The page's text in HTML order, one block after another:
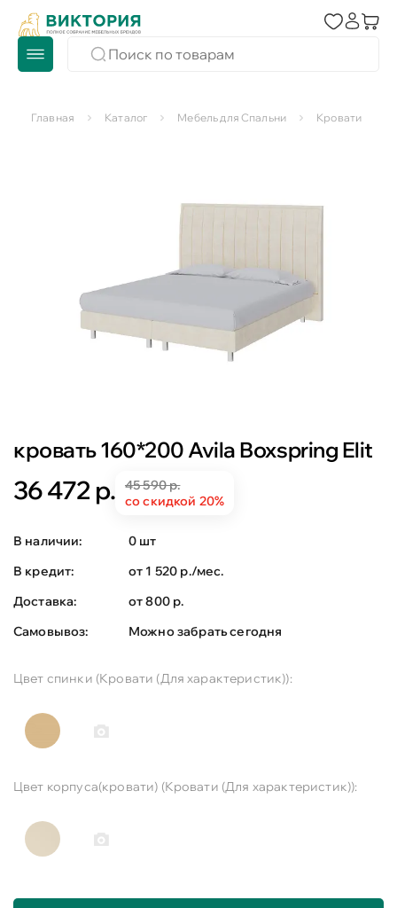
Главная Каталог Мебель для Спальни Кровати
кровать 160*200 Avila Boxspring Elit
36 472 р.
45 590 р.
со скидкой 20%
В наличии:
0 шт
В кредит:
от 1 520 р./мес.
Доставка:
от 800 р.
Самовывоз:
Можно забрать сегодня
Цвет спинки (Кровати (Для характеристик)):
Цвет корпуса(кровати) (Кровати (Для характеристик)):